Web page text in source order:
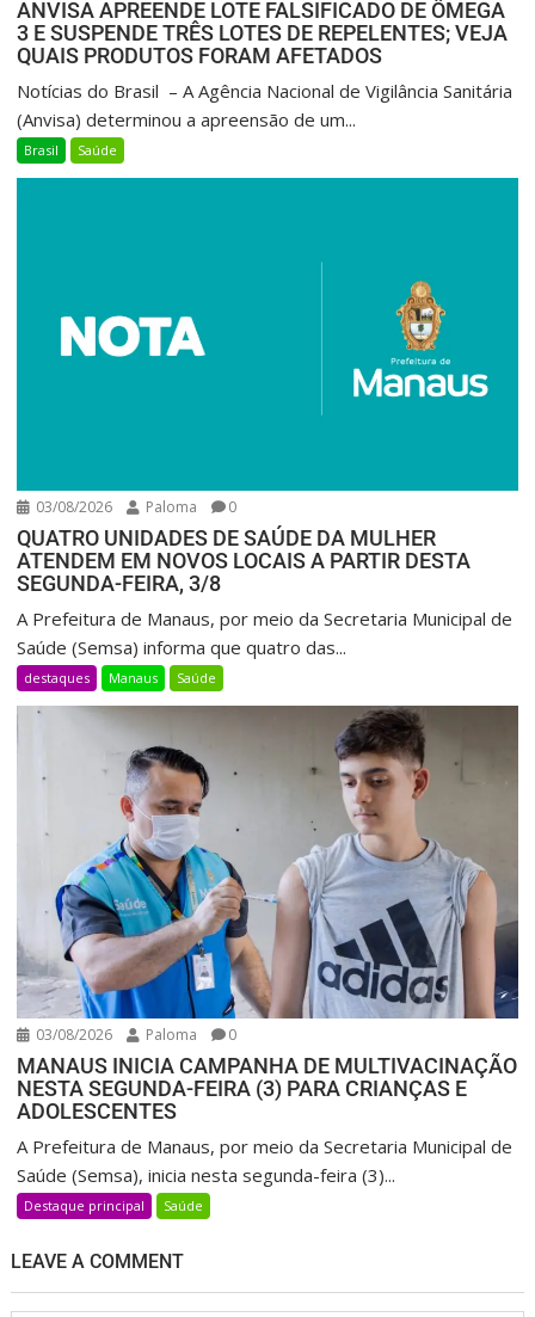
ANVISA APREENDE LOTE FALSIFICADO DE ÔMEGA
3 E SUSPENDE TRÊS LOTES DE REPELENTES; VEJA
QUAIS PRODUTOS FORAM AFETADOS
Notícias do Brasil – A Agência Nacional de Vigilância Sanitária
(Anvisa) determinou a apreensão de um...
Brasil Saúde
03/08/2026 Paloma 0
QUATRO UNIDADES DE SAÚDE DA MULHER
ATENDEM EM NOVOS LOCAIS A PARTIR DESTA
SEGUNDA-FEIRA, 3/8
A Prefeitura de Manaus, por meio da Secretaria Municipal de
Saúde (Semsa) informa que quatro das...
destaques Manaus Saúde
03/08/2026 Paloma 0
MANAUS INICIA CAMPANHA DE MULTIVACINAÇÃO
NESTA SEGUNDA-FEIRA (3) PARA CRIANÇAS E
ADOLESCENTES
A Prefeitura de Manaus, por meio da Secretaria Municipal de
Saúde (Semsa), inicia nesta segunda-feira (3)...
Destaque principal Saúde
LEAVE A COMMENT